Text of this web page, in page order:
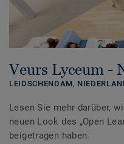
Veurs Lyceum -
LEIDSCHENDAM,
Lesen Sie mehr darüber,
neuen Look des „Open
beigetragen haben.